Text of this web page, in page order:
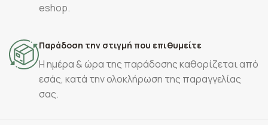
eshop.
Παράδοση την στιγμή που επιθυμείτε
Η ημέρα & ώρα της παράδοσης καθορίζεται από
εσάς, κατά την ολοκλήρωση της παραγγελίας
σας.